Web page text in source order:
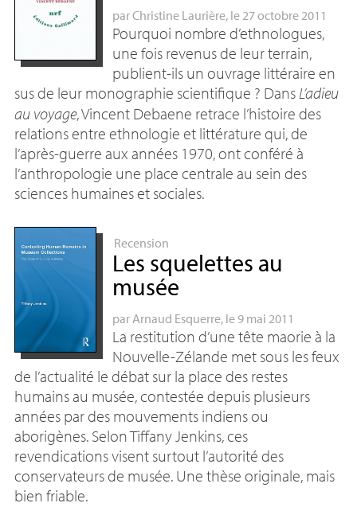
parChristine Laurière, le 27 octobre 2011
Pourquoi nombre d’ethnologues,
une fois revenus de leur terrain,
publient-ils un ouvrage littéraire en
sus de leur monographie scientifique ? Dans L’adieu
au voyage, Vincent Debaene retrace l’histoire des
relations entre ethnologie et littérature qui, de
l’après-guerre aux années 1970, ont conféré à
l’anthropologie une place centrale au sein des
sciences humaines et sociales.
Recension
Les squelettes au
musée
parArnaud Esquerre, le 9 mai 2011
La restitution d’une tête maorie à la
Nouvelle-Zélande met sous les feux
de l’actualité le débat sur la place des restes
humains au musée, contestée depuis plusieurs
années par des mouvements indiens ou
aborigènes. Selon Tiffany Jenkins, ces
revendications visent surtout l’autorité des
conservateurs de musée. Une thèse originale, mais
bien friable.